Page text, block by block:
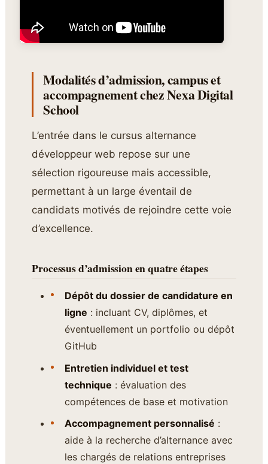
Modalités d’admission, campus et
accompagnement chez Nexa Digital
School
L’entrée dans le cursus alternance
développeur web repose sur une
sélection rigoureuse mais accessible,
permettant à un large éventail de
candidats motivés de rejoindre cette voie
d’excellence.
Processus d’admission en quatre étapes
Dépôt du dossier de candidature en
ligne : incluant CV, diplômes, et
éventuellement un portfolio ou dépôt
GitHub
Entretien individuel et test
technique : évaluation des
compétences de base et motivation
Accompagnement personnalisé :
aide à la recherche d’alternance avec
les chargés de relations entreprises